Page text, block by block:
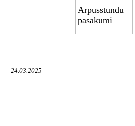
Ārpusstundu
pasākumi
24.03.2025